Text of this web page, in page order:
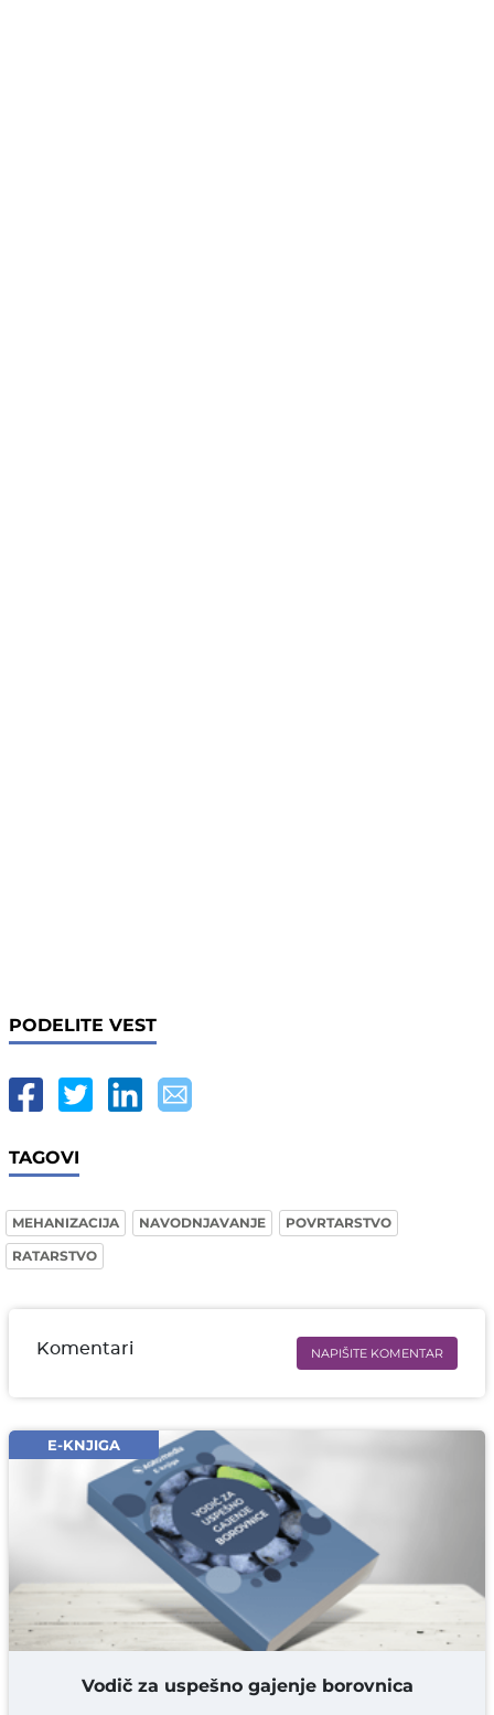
PODELITE VEST
TAGOVI
MEHANIZACIJA NAVODNJAVANJE
POVRTARSTVO
RATARSTVO
Komentari NAPIŠITE KOMENTAR
Email* obavezno
Komentar* obavezno
DODAJ KOMENTAR
E-KNJIGA
Vodič za uspešno gajenje borovnica